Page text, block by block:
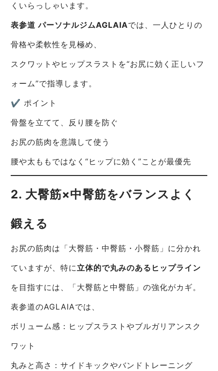
くいらっしゃいます。
表参道 パーソナルジムAGLAIAでは、一人ひとりの
骨格や柔軟性を見極め、
スクワットやヒップスラストを“お尻に効く正しいフ
ォーム”で指導します。
✔ ポイント
骨盤を立てて、反り腰を防ぐ
お尻の筋肉を意識して使う
腰や太ももではなく“ヒップに効く”ことが最優先
2. 大臀筋×中臀筋をバランスよく
鍛える
お尻の筋肉は「大臀筋・中臀筋・小臀筋」に分かれ
ていますが、特に立体的で丸みのあるヒップライン
を目指すには、「大臀筋と中臀筋」の強化がカギ。
表参道のAGLAIAでは、
ボリューム感：ヒップスラストやブルガリアンスク
ワット
丸みと高さ：サイドキックやバンドトレーニング